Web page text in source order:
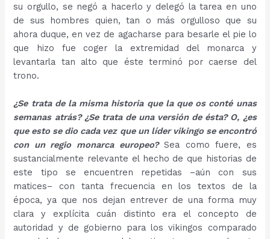
su orgullo, se negó a hacerlo y delegó la tarea en uno
de sus hombres quien, tan o más orgulloso que su
ahora duque, en vez de agacharse para besarle el pie lo
que hizo fue coger la extremidad del monarca y
levantarla tan alto que éste terminó por caerse del
trono.
¿Se trata de la misma historia que la que os conté unas
semanas atrás? ¿Se trata de una versión de ésta? O, ¿es
que esto se dio cada vez que un líder vikingo se encontró
con un regio monarca europeo?Sea como fuere, es
sustancialmente relevante el hecho de que historias de
este tipo se encuentren repetidas –aún con sus
matices– con tanta frecuencia en los textos de la
época, ya que nos dejan entrever de una forma muy
clara y explícita cuán distinto era el concepto de
autoridad y de gobierno para los vikingos comparado